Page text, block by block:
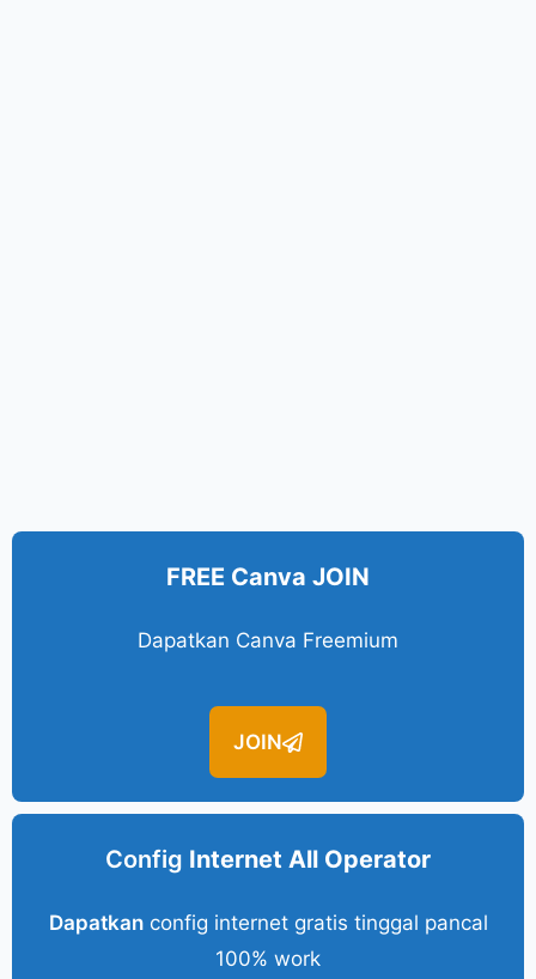
FREE Canva JOIN
Dapatkan Canva Freemium
JOIN
Config Internet All Operator
Dapatkanconfig internet gratis tinggal pancal
100% work